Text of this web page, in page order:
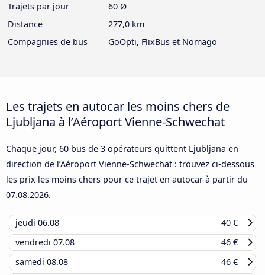
Trajets par jour
60 Ø
Distance
277,0 km
Compagnies de bus
GoOpti, FlixBus et Nomago
Les trajets en autocar les moins chers de
Ljubljana à l’Aéroport Vienne-Schwechat
Chaque jour, 60 bus de 3 opérateurs quittent Ljubljana en
direction de l’Aéroport Vienne-Schwechat : trouvez ci-dessous
les prix les moins chers pour ce trajet en autocar à partir du
07.08.2026.
jeudi 06.08
40 €
vendredi 07.08
46 €
samedi 08.08
46 €